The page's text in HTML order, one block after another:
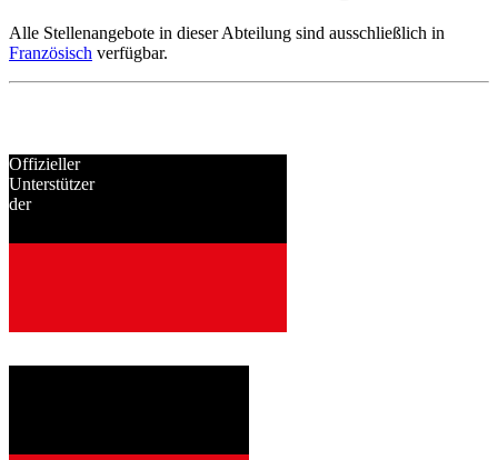
Alle Stellenangebote in dieser Abteilung sind ausschließlich in
Französisch verfügbar.
Offizieller
Unterstützer
der